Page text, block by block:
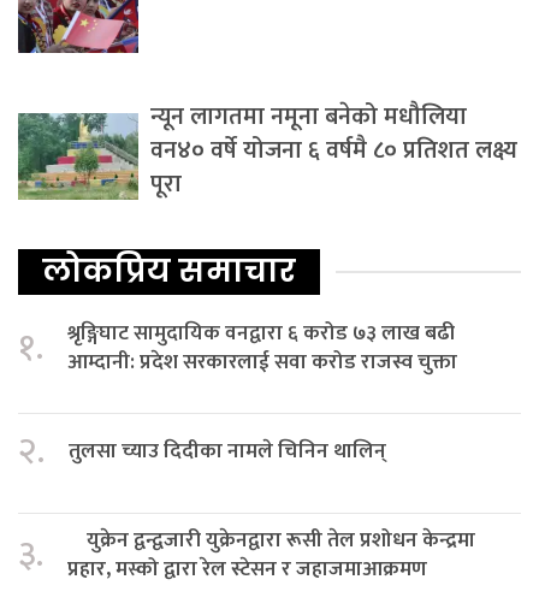
न्यून लागतमा नमूना बनेको मधौलिया
वन४० वर्षे योजना ६ वर्षमै ८० प्रतिशत लक्ष्य
पूरा
लोकप्रिय समाचार
१.
श्रृङ्गिघाट सामुदायिक वनद्वारा ६ करोड ७३ लाख बढी
आम्दानी: प्रदेश सरकारलाई सवा करोड राजस्व चुक्ता
२. तुलसा च्याउ दिदीका नामले चिनिन थालिन्
३.
युक्रेन द्वन्द्वजारी युक्रेनद्वारा रूसी तेल प्रशोधन केन्द्रमा
प्रहार, मस्को द्वारा रेल स्टेसन र जहाजमाआक्रमण